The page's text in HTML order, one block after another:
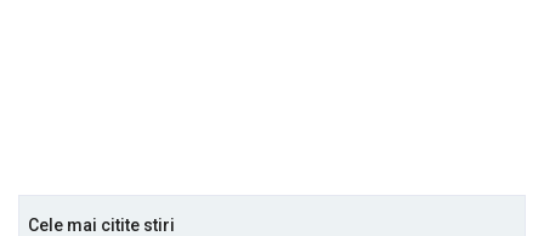
Cele mai citite stiri